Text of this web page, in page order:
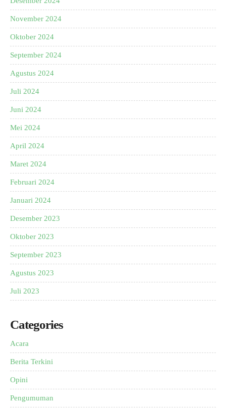
November 2024
Oktober 2024
September 2024
Agustus 2024
Juli 2024
Juni 2024
Mei 2024
April 2024
Maret 2024
Februari 2024
Januari 2024
Desember 2023
Oktober 2023
September 2023
Agustus 2023
Juli 2023
Categories
Acara
Berita Terkini
Opini
Pengumuman